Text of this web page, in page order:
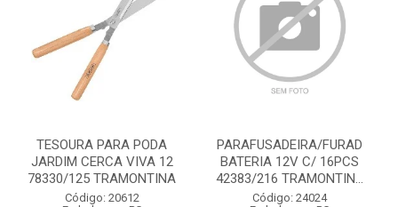
TESOURA PARA PODA
JARDIM CERCA VIVA 12
78330/125 TRAMONTINA
Código: 20612
PARAFUSADEIRA/FURAD
BATERIA 12V C/ 16PCS
42383/216 TRAMONTIN...
Código: 24024